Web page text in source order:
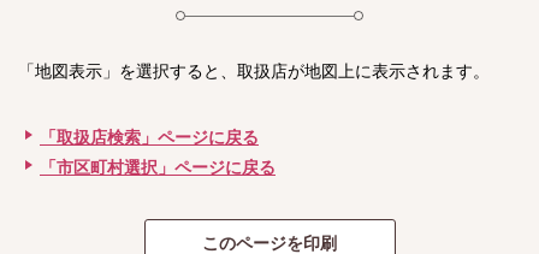
「地図表示」を選択すると、取扱店が地図上に表示されます。
「取扱店検索」ページに戻る
「市区町村選択」ページに戻る